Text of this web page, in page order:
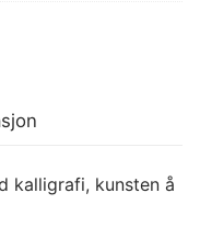
kalligrafi, kunsten å